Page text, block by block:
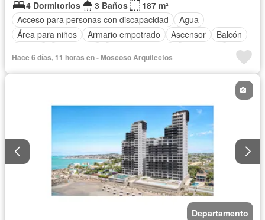
4 Dormitorios 3 Baños
187 m²
Acceso para personas con discapacidad
Agua
Área para niños
Armario empotrado Ascensor
Balcón
Gimnasio
Garita de guardianía Internet
Hace 6 días, 11 horas en - Moscoso Arquitectos
Departamento